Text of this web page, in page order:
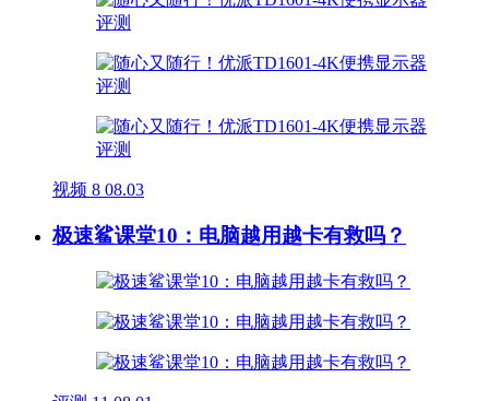
视频 8 08.03
极速鲨课堂10：电脑越用越卡有救吗？